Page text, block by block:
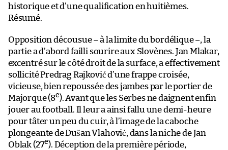
historique et d’une qualification en huitièmes.
Résumé.
Opposition décousue – à la limite du bordélique –, la
partie a d’abord failli sourire aux Slovènes. Jan Mlakar,
excentré sur le côté droit de la surface, a effectivement
sollicité Predrag Rajković d’une frappe croisée,
vicieuse, bien repoussée des jambes par le portier de
Majorque (8e). Avant que les Serbes ne daignent enfin
jouer au football. Il leur a ainsi fallu une demi-heure
pour tâter un peu du cuir, à l’image de la caboche
plongeante de Dušan Vlahović, dans la niche de Jan
Oblak (27e). Déception de la première période,